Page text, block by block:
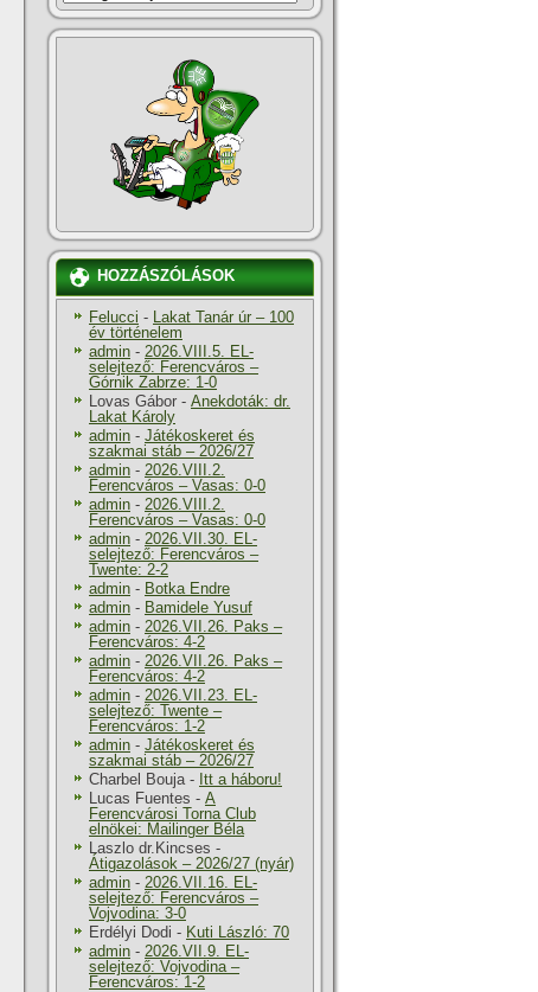
HOZZÁSZÓLÁSOK
Felucci - Lakat Tanár úr – 100
év történelem
admin - 2026.VIII.5. EL-
selejtező: Ferencváros –
Górnik Zabrze: 1-0
Lovas Gábor - Anekdoták: dr.
Lakat Károly
admin - Játékoskeret és
szakmai stáb – 2026/27
admin - 2026.VIII.2.
Ferencváros – Vasas: 0-0
admin - 2026.VIII.2.
Ferencváros – Vasas: 0-0
admin - 2026.VII.30. EL-
selejtező: Ferencváros –
Twente: 2-2
admin - Botka Endre
admin - Bamidele Yusuf
admin - 2026.VII.26. Paks –
Ferencváros: 4-2
admin - 2026.VII.26. Paks –
Ferencváros: 4-2
admin - 2026.VII.23. EL-
selejtező: Twente –
Ferencváros: 1-2
admin - Játékoskeret és
szakmai stáb – 2026/27
Charbel Bouja- Itt a háboru!
Lucas Fuentes - A
Ferencvárosi Torna Club
elnökei: Mailinger Béla
Laszlo dr.Kincses -
Átigazolások – 2026/27 (nyár)
admin - 2026.VII.16. EL-
selejtező: Ferencváros –
Vojvodina: 3-0
Erdélyi Dodi - Kuti László: 70
admin - 2026.VII.9. EL-
selejtező: Vojvodina –
Ferencváros: 1-2